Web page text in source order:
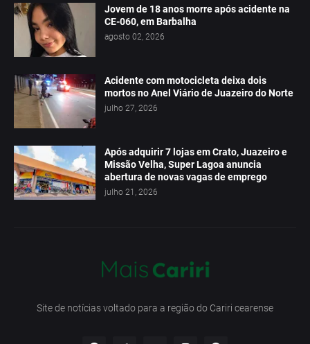
Jovem de 18 anos morre após acidente na
CE-060, em Barbalha
agosto 02, 2026
Acidente com motocicleta deixa dois
mortos no Anel Viário de Juazeiro do Norte
julho 27, 2026
Após adquirir 7 lojas em Crato, Juazeiro e
Missão Velha, Super Lagoa anuncia
abertura de novas vagas de emprego
julho 21, 2026
Site de notícias voltado para a região do Cariri cearense